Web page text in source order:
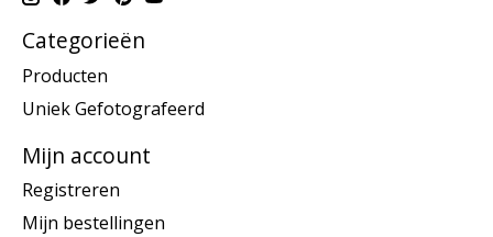
Categorieën
Producten
Uniek Gefotografeerd
Mijn account
Registreren
Mijn bestellingen